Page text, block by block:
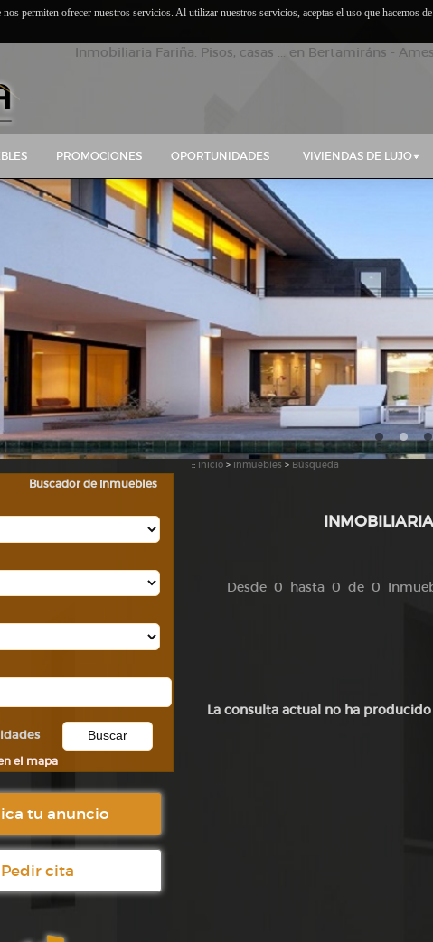
Inmobiliaria Fariña. Pisos, casas ... en Bertamiráns -
PROMOCIONES OPORTUNIDADES VIVIENDAS DE LUJO
Buscador de inmuebles
el mapa
tu anuncio
Pedir cita
:: Inicio > Inmuebles > Búsqueda
Desde 0 hasta 0 de 0
La consulta actual no ha
permiten ofrecer nuestros servicios. Al utilizar nuestros servicios, aceptas el uso que hacemos de